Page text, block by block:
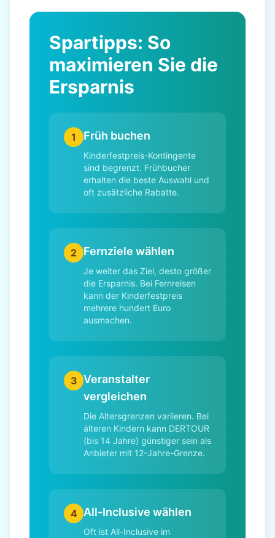
Spartipps: So
maximieren Sie die
Ersparnis
1 Früh buchen
Kinderfestpreis-Kontingente
sind begrenzt. Frühbucher
erhalten die beste Auswahl und
oft zusätzliche Rabatte.
2 Fernziele wählen
Je weiter das Ziel, desto größer
die Ersparnis. Bei Fernreisen
kann der Kinderfestpreis
mehrere hundert Euro
ausmachen.
3 Veranstalter
vergleichen
Die Altersgrenzen variieren. Bei
älteren Kindern kann DERTOUR
(bis 14 Jahre) günstiger sein als
Anbieter mit 12-Jahre-Grenze.
4 All-Inclusive wählen
Oft ist All-Inclusive im